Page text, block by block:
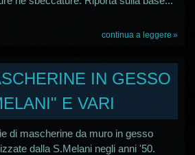
continua a leggere
IN GESSO
E VARI
di mascherine da muro in gesso
dalla S.Melani negli anni '50.